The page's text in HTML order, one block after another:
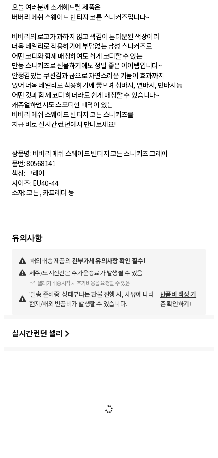
오늘 여러분께 소개해드릴 제품은
버버리 메쉬 스웨이드 빈티지 코튼 스니커즈입니다~
버버리의 로고가 과하지 않고 색감이 톤다운된 색상이라
더욱 데일리로 착용하기에 부담없는 남성 스니커즈로
어떤 코디와 함께 매칭하여도 쉽게 코디할 수 있는
만능 스니커즈로 선물하기에도 정말 좋은 아이템입니다~
안정감있는 쿠션감과 굽으로 자연스러운 키높이 효과까지
있어 더욱 데일리로 착용하기에 좋으며 청바지, 면바지, 반바지등
어떤 것과 함께 코디 하더라도 쉽게 매칭할 수 있습니다~
캐쥬얼하면서도 스포티한 매력이 있는
버버리 메쉬 스웨이드 빈티지 코튼 스니커즈를
지금 바로 실시간 런던에서 만나보세요!
상품명: 버버리 메쉬 스웨이드 빈티지 코튼 스니커즈 그레이
품번: 80568141
색상: 그레이
사이즈: EU40-44
소재: 코튼 , 카프레더 등
유의사항
해외배송 제품의 관부가세 유의사항 확인 필수!
제주/도서산간은 추가운송료가 발생될 수 있음
*각 셀러가 배송시작 시 추가비용을 요청할 수 있음
'발송 준비중' 상태부터는 환불 진행 시, 사유에 따라
현지/해외 반품비가 발생할 수 있습니다.
반품비 책정 기
준 확인하기!
실시간런던 셀러